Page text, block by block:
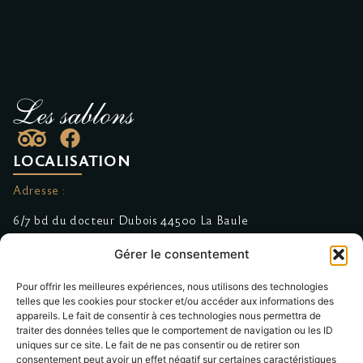
Gérer le consentement
Pour offrir les meilleures expériences, nous utilisons des technologies
telles que les cookies pour stocker et/ou accéder aux informations des
appareils. Le fait de consentir à ces technologies nous permettra de
traiter des données telles que le comportement de navigation ou les ID
uniques sur ce site. Le fait de ne pas consentir ou de retirer son
consentement peut avoir un effet négatif sur certaines caractéristiques
LOCALISATION
Adresse :
6/7 bd du docteur Dubois 44500 La Baule
Suivez-nous sur Facebook
02.40.11.36.11
MENU